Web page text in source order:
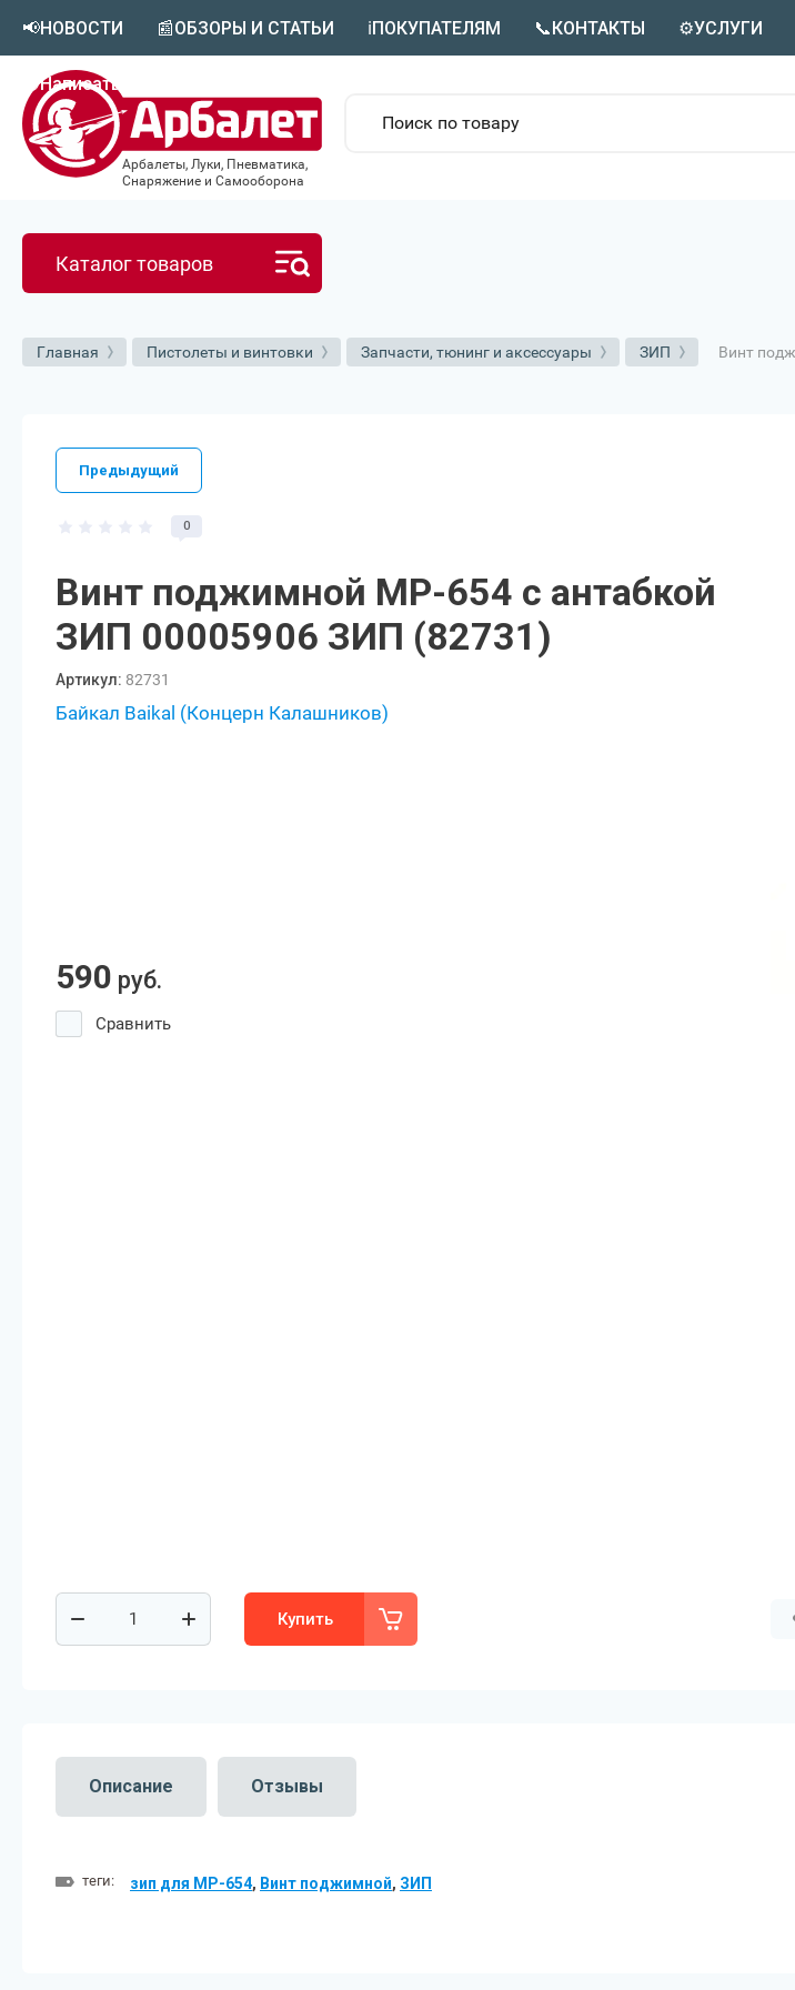
📢НОВОСТИ 📰ОБЗОРЫ И СТАТЬИ ℹ️ПОКУПАТЕЛЯМ 📞КОНТАКТЫ ⚙️УСЛУГИ
🟣Написать в MAX
Арбалеты, Луки, Пневматика,
Снаряжение и Самооборона
Каталог товаров
Главная Пистолеты и винтовки Запчасти, тюнинг и аксессуары ЗИП Винт
Предыдущий
0
Винт поджимной МР-654 с антабкой
ЗИП 00005906 ЗИП (82731)
Артикул: 82731
Байкал Baikal (Концерн Калашников)
590 руб.
Сравнить
Купить
Описание Отзывы
теги: зип для МР-654, Винт поджимной, ЗИП